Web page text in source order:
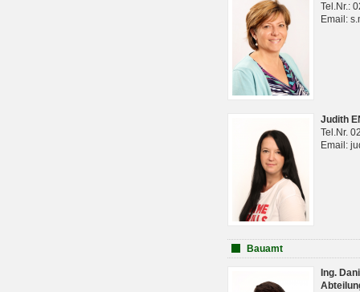
Tel.Nr.:
Email:
Judith
Tel.Nr.
Email:
Bauamt
Ing.